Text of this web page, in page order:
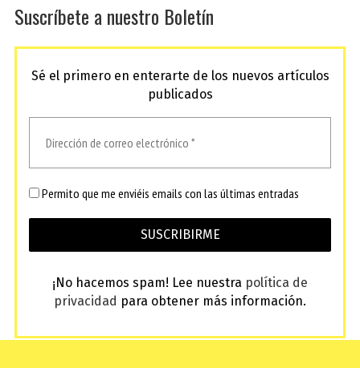
Suscríbete a nuestro Boletín
Sé el primero en enterarte de los nuevos artículos
publicados
Permito que me enviéis emails con las últimas entradas
¡No hacemos spam! Lee nuestra política de
privacidad para obtener más información.